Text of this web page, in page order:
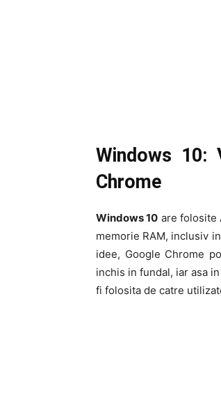
Windows 10:
Chrome
Windows 10 are folosite
memorie RAM, inclusiv
idee, Google Chrome
inchis in fundal, iar asa
fi folosita de catre